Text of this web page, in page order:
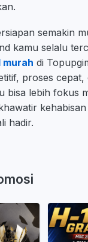
semakin
kamu selalu
murah di
proses cepat,
bisa lebih fokus
hadir.